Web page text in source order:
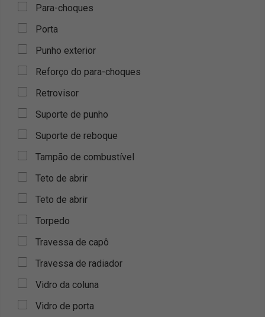
Para-choques
Porta
Punho exterior
Reforço do para-choques
Retrovisor
Suporte de punho
Suporte de reboque
Tampão de combustível
Teto de abrir
Teto de abrir
Torpedo
Travessa de capô
Travessa de radiador
Vidro da coluna
Vidro de porta